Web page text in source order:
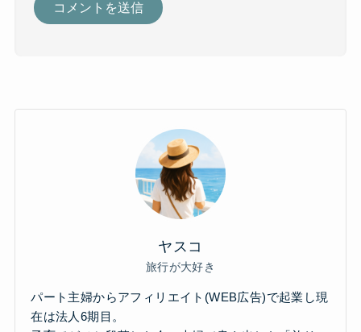
ヤスコ
旅行が大好き
パート主婦からアフィリエイト(WEB広告)で起業し現
在は法人6期目。